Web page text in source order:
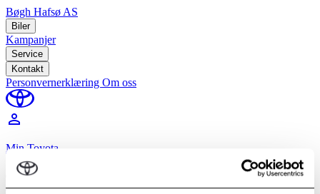
Bøgh Hafsø AS
Biler
Kampanjer
Service
Kontakt
Personvernerklæring Om oss
perm_identity
Min Toyota
Hjem /Billån